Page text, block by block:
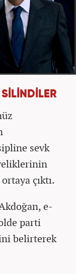
sevk
çıktı.
e-
parti
belirterek